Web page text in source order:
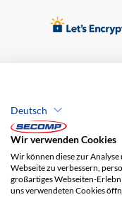
Deutsch
Wir verwenden Cookies
Wir können diese zur
Webseite zu verbessern,
großartiges Webseiten-
uns verwendeten Cookies